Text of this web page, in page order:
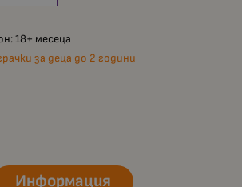
18+ месеца
за деца до 2 години
Информация